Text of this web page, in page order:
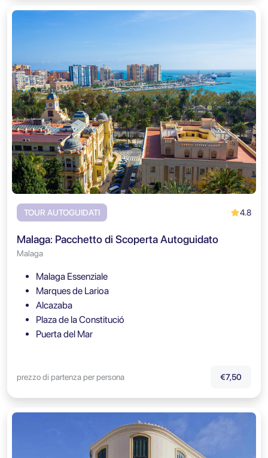
TOUR AUTOGUIDATI 4.8
Malaga: Pacchetto di Scoperta Autoguidato
Malaga
Malaga Essenziale
Marques de Larioa
Alcazaba
Plaza de la Constitució
Puerta del Mar
prezzo di partenza per persona €7,50